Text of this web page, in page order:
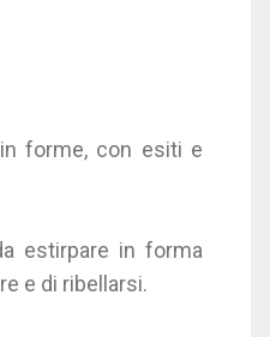
forme, con esiti e
estirpare in forma
e di ribellarsi.